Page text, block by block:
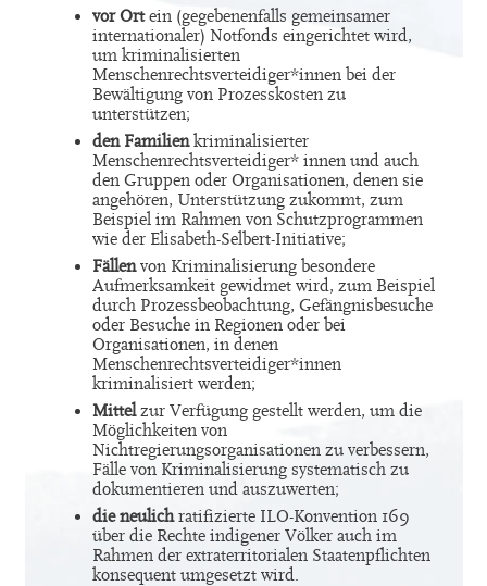
vor Ortein (gegebenenfalls gemeinsamer
internationaler) Notfonds eingerichtet wird,
um kriminalisierten
Menschenrechtsverteidiger*innen bei der
Bewältigung von Prozesskosten zu
unterstützen;
den Familienkriminalisierter
Menschenrechtsverteidiger* innen und auch
den Gruppen oder Organisationen, denen sie
angehören, Unterstützung zukommt, zum
Beispiel im Rahmen von Schutzprogrammen
wie der Elisabeth-Selbert-Initiative;
Fällenvon Kriminalisierung besondere
Aufmerksamkeit gewidmet wird, zum Beispiel
durch Prozessbeobachtung, Gefängnisbesuche
oder Besuche in Regionen oder bei
Organisationen, in denen
Menschenrechtsverteidiger*innen
kriminalisiert werden;
Mittelzur Verfügung gestellt werden, um die
Möglichkeiten von
Nichtregierungsorganisationen zu verbessern,
Fälle von Kriminalisierung systematisch zu
dokumentieren und auszuwerten;
die neulichratifizierte ILO-Konvention 169
über die Rechte indigener Völker auch im
Rahmen der extraterritorialen Staatenpflichten
konsequent umgesetzt wird.